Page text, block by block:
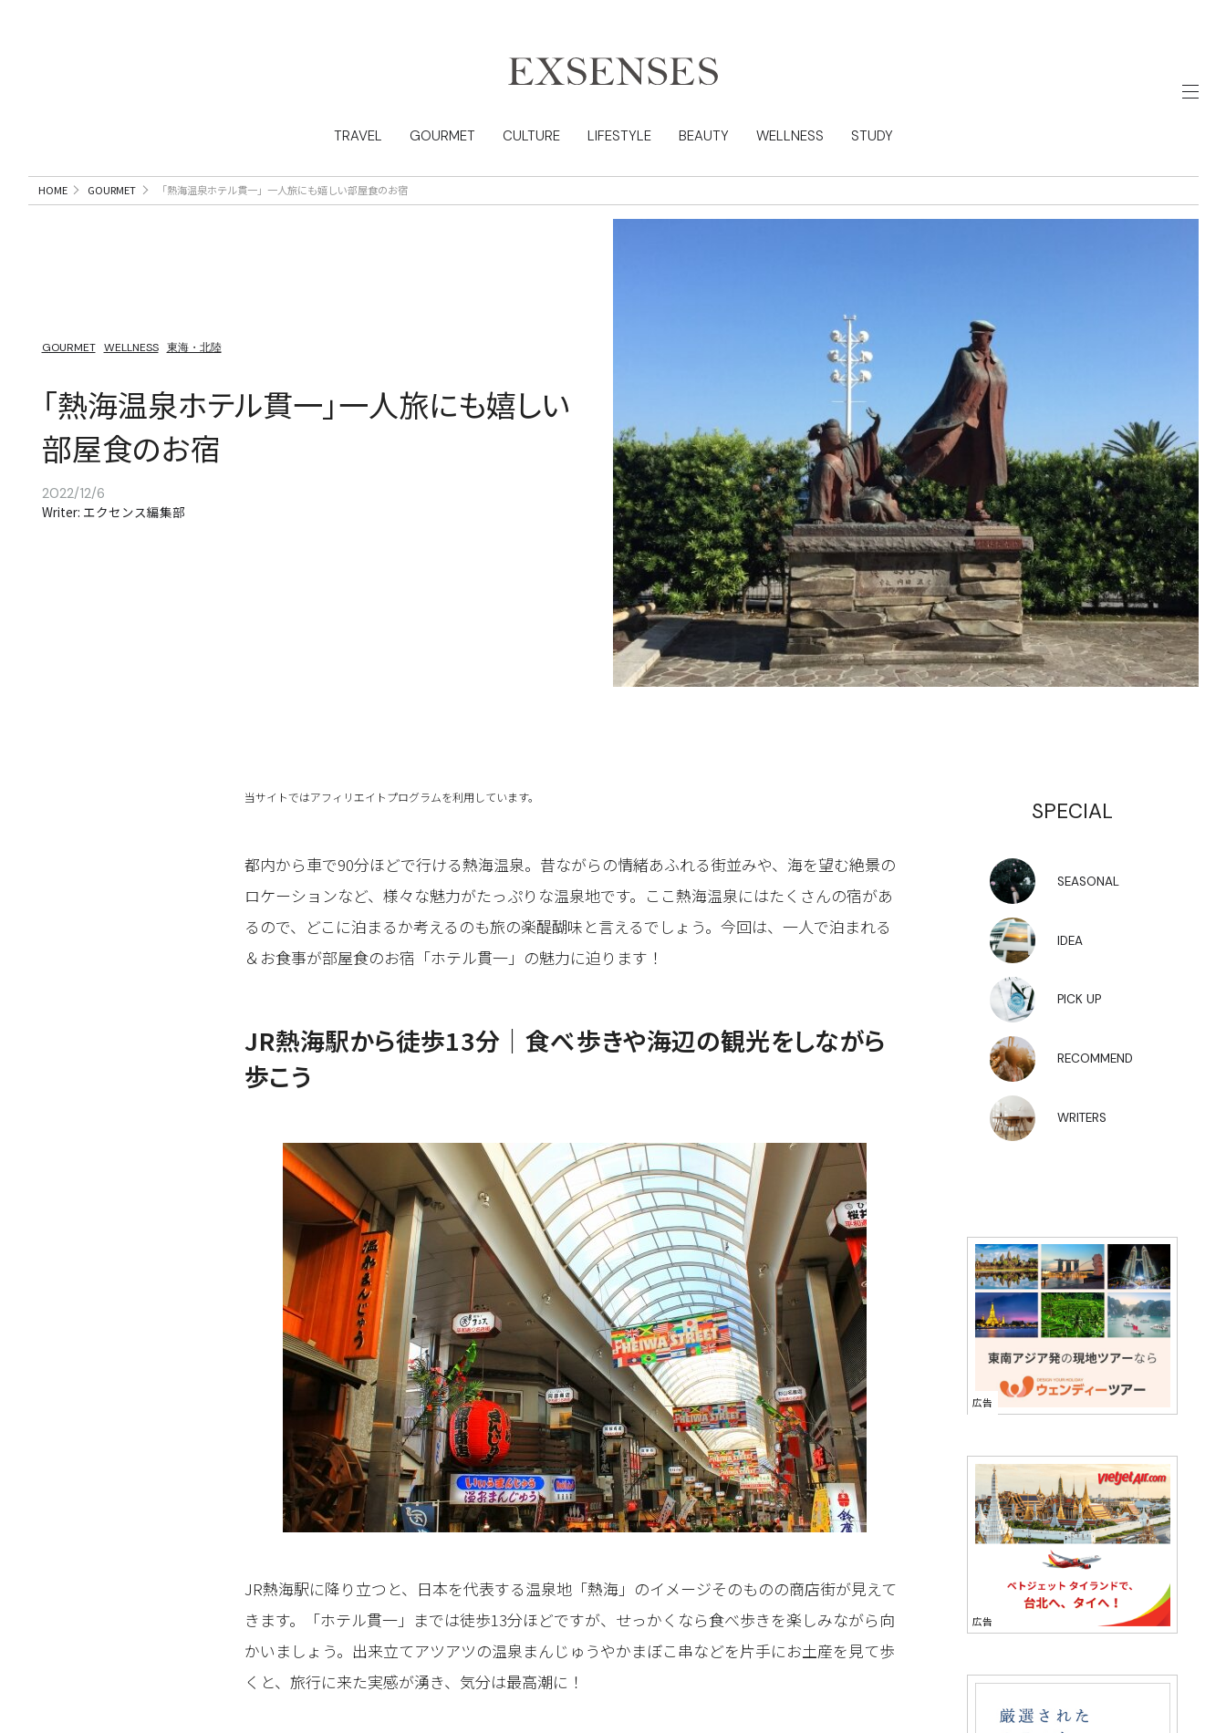
TRAVEL GOURMET CULTURE LIFESTYLE BEAUTY WELLNESS STUDY
HOME GOURMET 「熱海温泉ホテル貫一」一人旅にも嬉しい部屋食のお宿
GOURMET WELLNESS 東海・北陸
「熱海温泉ホテル貫一」一人旅にも嬉しい
部屋食のお宿
2022/12/6
Writer: エクセンス編集部
当サイトではアフィリエイトプログラムを利用しています。
都内から車で90分ほどで行ける熱海温泉。昔ながらの情緒あふれる街並みや、海を望む絶景の
ロケーションなど、様々な魅力がたっぷりな温泉地です。ここ熱海温泉にはたくさんの宿があ
るので、どこに泊まるか考えるのも旅の楽醍醐味と言えるでしょう。今回は、一人で泊まれる
＆お食事が部屋食のお宿「ホテル貫一」の魅力に迫ります！
JR熱海駅から徒歩13分｜食べ歩きや海辺の観光をしながら
歩こう
JR熱海駅に降り立つと、日本を代表する温泉地「熱海」のイメージそのものの商店街が見えて
きます。「ホテル貫一」までは徒歩13分ほどですが、せっかくなら食べ歩きを楽しみながら向
かいましょう。出来立てアツアツの温泉まんじゅうやかまぼこ串などを片手にお土産を見て歩
くと、旅行に来た実感が湧き、気分は最高潮に！
SPECIAL
SEASONAL
IDEA
PICK UP
RECOMMEND
WRITERS